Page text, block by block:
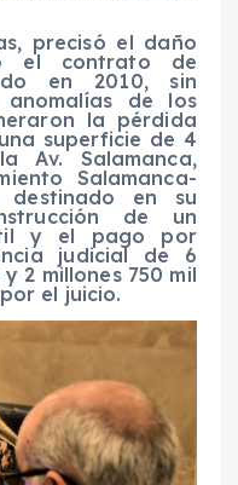
precisó el daño
el contrato de
en 2010, sin
anomalías de los
la pérdida
superficie de 4
Av. Salamanca,
Salamanca-
en su
de un
y el pago por
judicial de 6
2 millones 750 mil
el juicio.